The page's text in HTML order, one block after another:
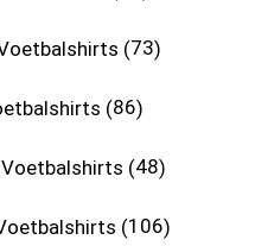
73
86
Voetbalshirts 48
106